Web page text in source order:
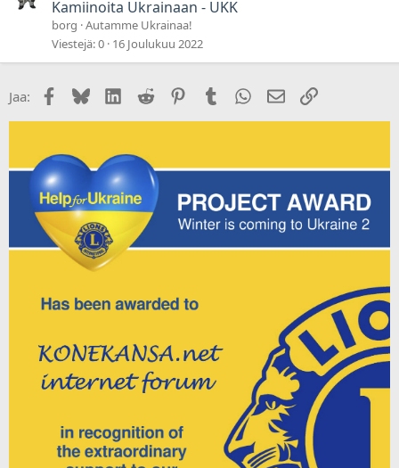
v
Kamiinoita Ukrainaan - UKK
borg Autamme Ukrainaa!
Viestejä 0 16 Joulukuu 2022
Jaa: Facebook
BlueskyLinkedIn
Reddit PinterestTumblr WhatsApp
Sähköposti
Linkki